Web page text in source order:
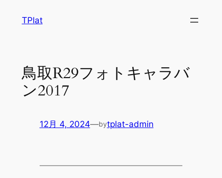
TPlat
鳥取R29フォトキャラバ
ン2017
12月 4, 2024—bytplat-admin